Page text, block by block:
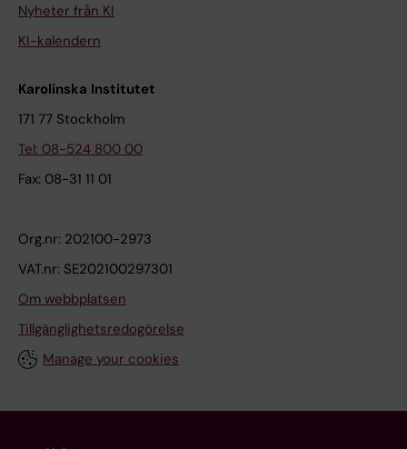
Nyheter från KI
KI-kalendern
Karolinska Institutet
171 77 Stockholm
Tel: 08-524 800 00
Fax: 08-31 11 01
Org.nr: 202100-2973
VAT.nr: SE202100297301
Om webbplatsen
Tillgänglighetsredogörelse
Manage your cookies